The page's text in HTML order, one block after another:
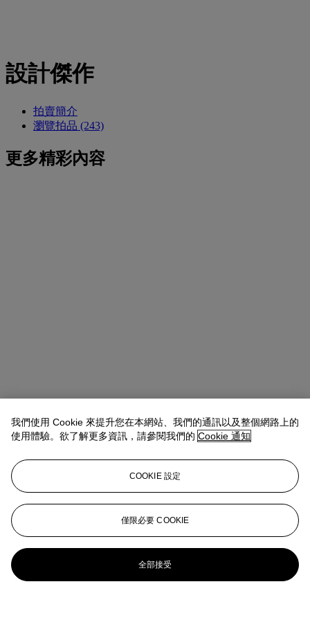
設計傑作
拍賣簡介
瀏覽拍品 (243)
更多精彩內容
我們使用 Cookie 來提升您在本網站、我們的通訊以及整個網路上的
使用體驗。欲了解更多資訊，請參閱我們的 Cookie 通知
COOKIE 設定
僅限必要 COOKIE
全部接受